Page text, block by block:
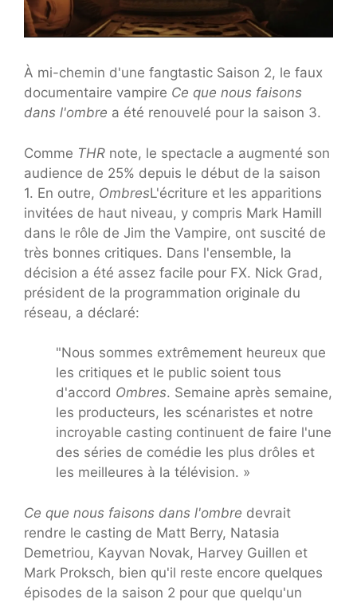
À mi-chemin d'une fangtastic Saison 2, le faux
documentaire vampire Ce que nous faisons
dans l'ombre a été renouvelé pour la saison 3.
Comme THR note, le spectacle a augmenté son
audience de 25% depuis le début de la saison
1. En outre, OmbresL'écriture et les apparitions
invitées de haut niveau, y compris Mark Hamill
dans le rôle de Jim the Vampire, ont suscité de
très bonnes critiques. Dans l'ensemble, la
décision a été assez facile pour FX. Nick Grad,
président de la programmation originale du
réseau, a déclaré:
"Nous sommes extrêmement heureux que
les critiques et le public soient tous
d'accord Ombres. Semaine après semaine,
les producteurs, les scénaristes et notre
incroyable casting continuent de faire l'une
des séries de comédie les plus drôles et
les meilleures à la télévision. »
Ce que nous faisons dans l'ombre devrait
rendre le casting de Matt Berry, Natasia
Demetriou, Kayvan Novak, Harvey Guillen et
Mark Proksch, bien qu'il reste encore quelques
épisodes de la saison 2 pour que quelqu'un